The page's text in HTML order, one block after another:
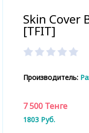
Skin Cover
[TFIT]
Производитель:
7 500 Тенге
1803 Руб.